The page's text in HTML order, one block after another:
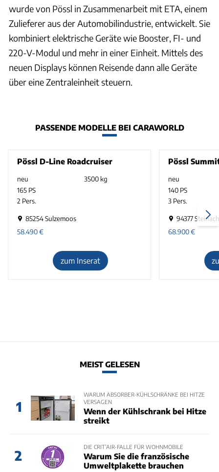
wurde von Pössl in Zusammenarbeit mit ETA, einem
Zulieferer aus der Automobilindustrie, entwickelt. Sie
kombiniert elektrische Geräte wie Booster, FI- und
220-V-Modul und mehr in einer Einheit. Mittels des
neuen Displays können Reisende dann alle Geräte
über eine Zentraleinheit steuern.
PASSENDE MODELLE BEI CARAWORLD
Pössl D-Line Roadcruiser
neu
3500 kg
165 PS
2 Pers.
85254 Sulzemoos
58.490€
zum Inserat
Pössl
neu
140 PS
3 Pers.
94377 Steinach
68.900€
MEIST GELESEN
1
WARUM ABSORBER-KÜHLSCHRÄNKE BEI HITZE
VERSAGEN
Wenn der Kühlschrank bei Hitze
streikt
2
DIE CRIT’AIR-FALLE FÜR WOHNMOBILE
Warum Sie die französische
Umweltplakette brauchen